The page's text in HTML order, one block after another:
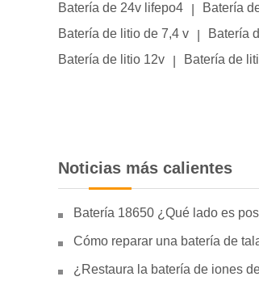
Batería de 24v lifepo4
Batería
Batería de litio de 7,4 v
Batería
Batería de litio 12v
Batería de
Noticias más calientes
Batería 18650 ¿Qué lado es
Cómo reparar una batería de
¿Restaura la batería de iones